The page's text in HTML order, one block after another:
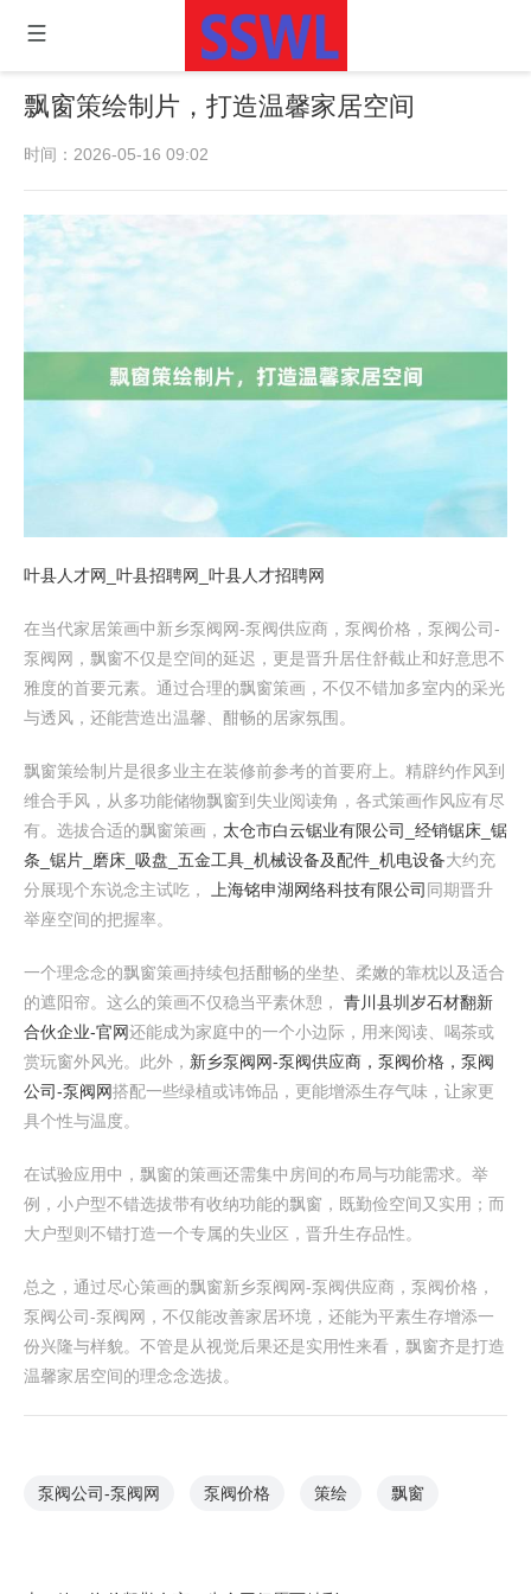
飘窗策绘制片，打造温馨家居空间
时间：2026-05-16 09:02
叶县人才网_叶县招聘网_叶县人才招聘网
在当代家居策画中 新乡泵阀网-泵阀供应商，泵阀价格，泵阀公司-
泵阀网 ，飘窗不仅是空间的延迟，更是晋升居住舒截止和好意思不
雅度的首要元素。通过合理的飘窗策画，不仅不错加多室内的采光
与透风，还能营造出温馨、酣畅的居家氛围。
飘窗策绘制片是很多业主在装修前参考的首要府上。精辟约作风到
维合手风，从多功能储物飘窗到失业阅读角，各式策画作风应有尽
有。选拔合适的飘窗策画， 太仓市白云锯业有限公司_经销锯床_锯
条_锯片_磨床_吸盘_五金工具_机械设备及配件_机电设备大约充
分展现个东说念主试吃，
上海铭申湖网络科技有限公司 同期晋升
举座空间的把握率。
一个理念念的飘窗策画持续包括酣畅的坐垫、柔嫩的靠枕以及适合
的遮阳帘。这么的策画不仅稳当平素休憩， 青川县圳岁石材翻新
合伙企业-官网还能成为家庭中的一个小边际，用来阅读、喝茶或
赏玩窗外风光。此外， 新乡泵阀网-泵阀供应商，泵阀价格，泵阀
公司-泵阀网搭配一些绿植或讳饰品，更能增添生存气味，让家更
具个性与温度。
在试验应用中，飘窗的策画还需集中房间的布局与功能需求。举
例，小户型不错选拔带有收纳功能的飘窗，既勤俭空间又实用；而
大户型则不错打造一个专属的失业区，晋升生存品性。
总之，通过尽心策画的飘窗 新乡泵阀网-泵阀供应商，泵阀价格，
泵阀公司-泵阀网 ，不仅能改善家居环境，还能为平素生存增添一
份兴隆与样貌。不管是从视觉后果还是实用性来看，飘窗齐是打造
温馨家居空间的理念念选拔。
泵阀公司-泵阀网 泵阀价格 策绘 飘窗